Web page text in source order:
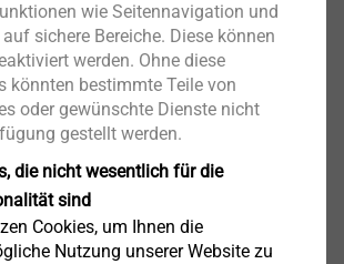
mit einem hohen
im Stahlträger eingeschraubt wurden
sind. Der Ausfall der
erfolgt dann ohne vorab
oder Korrosionspunkte.
des Bruchzeitpunkts sind
Schadensfälle können auch
der Montagearbeiten noch
oftmals gravierenden Folgen zählen
wie Seitennavigation und
sichere Bereiche. Diese können
werden. Ohne diese
könnten bestimmte Teile von
oder gewünschte Dienste nicht
gestellt werden.
die nicht wesentlich für die
sind
Cookies, um Ihnen die
Nutzung unserer Website zu